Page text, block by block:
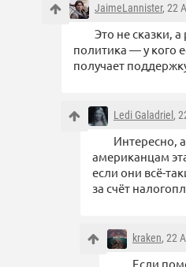
JaimeLannister, 22
Это не сказки,
политика — у кого
получает
Ledi Galadriel ,
Интересно,
американцам
если они всё-
за счёт
kraken, 22
Если